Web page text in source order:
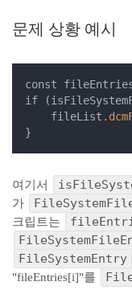
문제 상황 예시
const
if
    fileList
}
여기서
가
크립트는
FileSystemEntry
"fileEntries[i]"를